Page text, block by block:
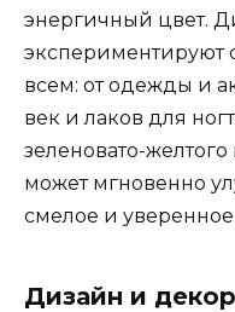
энергичный цвет.
экспериментируют
всем: от одежды и
век и лаков для
зеленовато-
может мгновенно
смелое и
Дизайн и